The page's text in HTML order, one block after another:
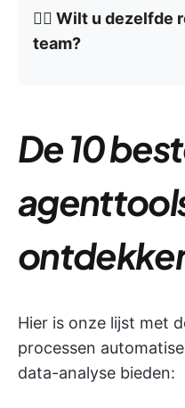
👉🏼 Wilt u
team?
De 10
Hier is onze lijst met
processen
data-analyse bieden: